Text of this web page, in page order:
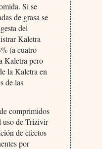
Si se
de grasa se
del
Kaletra
(a cuatro
Kaletra pero
la Kaletra en
de las
comprimidos
uso de Trizivir
de efectos
por